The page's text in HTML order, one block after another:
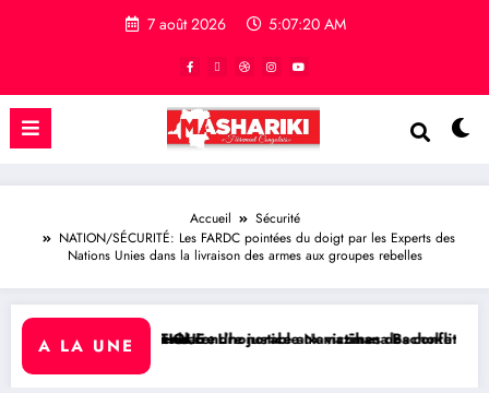
7 août 2026 5:07:21 AM
Accueil
Sécurité
NATION/SÉCURITÉ: Les FARDC pointées du doigt par les Experts des
Nations Unies dans la livraison des armes aux groupes rebelles
A LA UNE
de rendre justice aux victimes des conflits en RDC
: L’honorable Namazihana Bachoke Patrick Baka salue la
RDC/